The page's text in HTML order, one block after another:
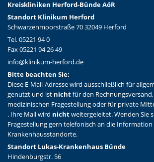
Kreiskliniken Herford-Bünde AöR
Standort Klinikum Herford
Schwarzenmoorstraße 70 32049 Herford
Tel. 05221 94 0
Fax 05221 94 26 49
info@klinikum-herford.de
Bitte beachten Sie:
Diese E-Mail-Adresse wird ausschließlich für
genutzt und ist nichtfür den
medizinischen Fragestellung oder für private
. Ihre Mail wird nichtweitergeleitet. Wenden Sie
Fragestellung gern telefonisch an die
Krankenhausstandorte.
Standort Lukas-Krankenhaus Bünde
Hindenburgstr. 56